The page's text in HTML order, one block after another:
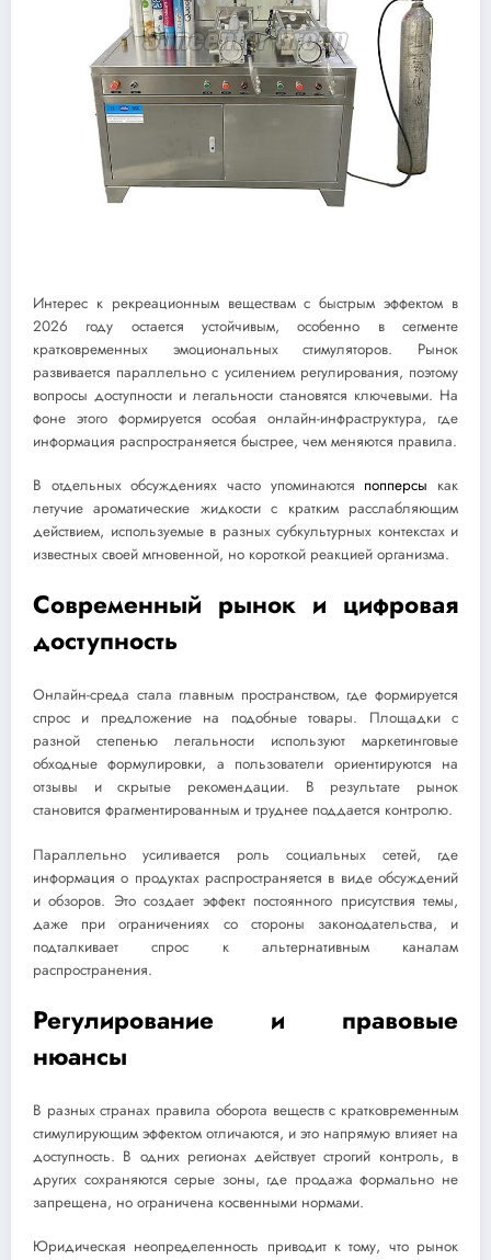
Интерес к рекреационным веществам с быстрым эффектом в
2026 году остается устойчивым, особенно в сегменте
кратковременных эмоциональных стимуляторов. Рынок
развивается параллельно с усилением регулирования, поэтому
вопросы доступности и легальности становятся ключевыми. На
фоне этого формируется особая онлайн-инфраструктура, где
информация распространяется быстрее, чем меняются правила.
В отдельных обсуждениях часто упоминаются попперсы как
летучие ароматические жидкости с кратким расслабляющим
действием, используемые в разных субкультурных контекстах и
известных своей мгновенной, но короткой реакцией организма.
Современный рынок и цифровая
доступность
Онлайн-среда стала главным пространством, где формируется
спрос и предложение на подобные товары. Площадки с
разной степенью легальности используют маркетинговые
обходные формулировки, а пользователи ориентируются на
отзывы и скрытые рекомендации. В результате рынок
становится фрагментированным и труднее поддается контролю.
Параллельно усиливается роль социальных сетей, где
информация о продуктах распространяется в виде обсуждений
и обзоров. Это создает эффект постоянного присутствия темы,
даже при ограничениях со стороны законодательства, и
подталкивает спрос к альтернативным каналам
распространения.
Регулирование и правовые
нюансы
В разных странах правила оборота веществ с кратковременным
стимулирующим эффектом отличаются, и это напрямую влияет на
доступность. В одних регионах действует строгий контроль, в
других сохраняются серые зоны, где продажа формально не
запрещена, но ограничена косвенными нормами.
Юридическая неопределенность приводит к тому, что рынок